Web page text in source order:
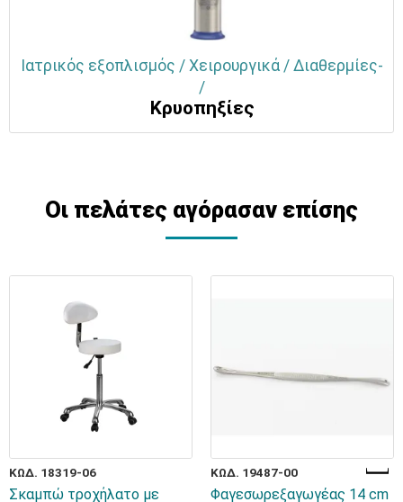
Ιατρικός εξοπλισμός / Χειρουργικά / Διαθερμίες-
/
Κρυοπηξίες
Οι πελάτες αγόρασαν επίσης
ΚΩΔ. 18319-06
Σκαμπώ τροχήλατο με
ΚΩΔ. 19487-00
Φαγεσωρεξαγωγέας 14 cm